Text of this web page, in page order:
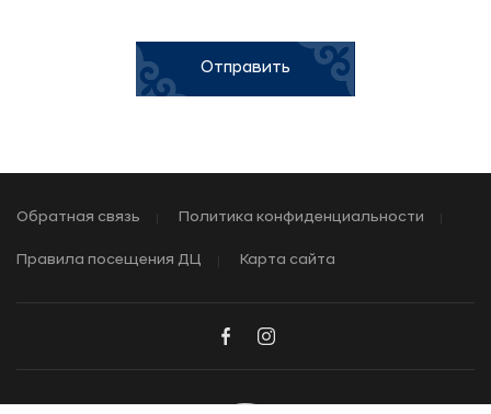
Отправить
Обратная связь Политика конфиденциальности
Правила посещения ДЦ Карта сайта